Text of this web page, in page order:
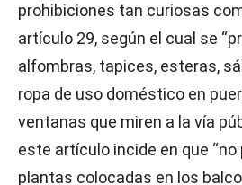
prohibiciones tan curiosas
artículo 29, según el cual se
alfombras, tapices, esteras,
ropa de uso doméstico en
ventanas que miren a la vía
este artículo incide en que
plantas colocadas en los